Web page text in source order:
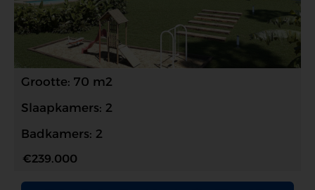
Grootte: 70 m2
Slaapkamers: 2
Badkamers: 2
€239.000